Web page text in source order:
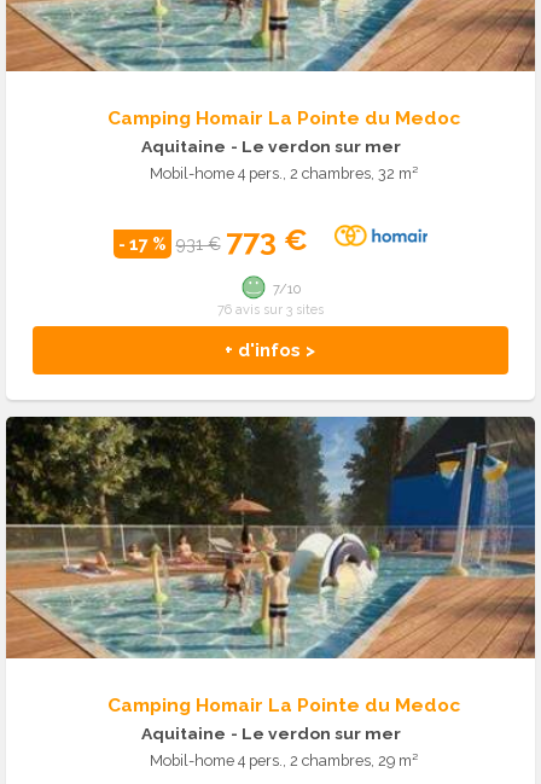
Camping Homair La Pointe du Medoc
Aquitaine - Le verdon sur mer
Mobil-home 4 pers., 2 chambres, 32 m²
- 17 % 931 € 773 €
+ d'infos >
7/10
76 avis sur 3 sites
Camping Homair La Pointe du Medoc
Aquitaine - Le verdon sur mer
Mobil-home 4 pers., 2 chambres, 29 m²